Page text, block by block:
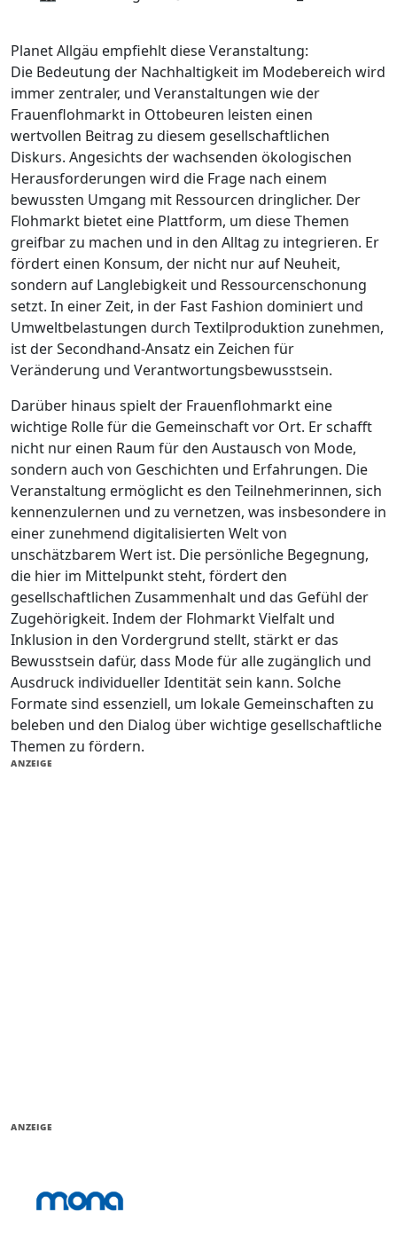
Planet Allgäu empfiehlt diese Veranstaltung:
Die Bedeutung der Nachhaltigkeit im Modebereich wird
immer zentraler, und Veranstaltungen wie der
Frauenflohmarkt in Ottobeuren leisten einen
wertvollen Beitrag zu diesem gesellschaftlichen
Diskurs. Angesichts der wachsenden ökologischen
Herausforderungen wird die Frage nach einem
bewussten Umgang mit Ressourcen dringlicher. Der
Flohmarkt bietet eine Plattform, um diese Themen
greifbar zu machen und in den Alltag zu integrieren. Er
fördert einen Konsum, der nicht nur auf Neuheit,
sondern auf Langlebigkeit und Ressourcenschonung
setzt. In einer Zeit, in der Fast Fashion dominiert und
Umweltbelastungen durch Textilproduktion zunehmen,
ist der Secondhand-Ansatz ein Zeichen für
Veränderung und Verantwortungsbewusstsein.
Darüber hinaus spielt der Frauenflohmarkt eine
wichtige Rolle für die Gemeinschaft vor Ort. Er schafft
nicht nur einen Raum für den Austausch von Mode,
sondern auch von Geschichten und Erfahrungen. Die
Veranstaltung ermöglicht es den Teilnehmerinnen, sich
kennenzulernen und zu vernetzen, was insbesondere in
einer zunehmend digitalisierten Welt von
unschätzbarem Wert ist. Die persönliche Begegnung,
die hier im Mittelpunkt steht, fördert den
gesellschaftlichen Zusammenhalt und das Gefühl der
Zugehörigkeit. Indem der Flohmarkt Vielfalt und
Inklusion in den Vordergrund stellt, stärkt er das
Bewusstsein dafür, dass Mode für alle zugänglich und
Ausdruck individueller Identität sein kann. Solche
Formate sind essenziell, um lokale Gemeinschaften zu
beleben und den Dialog über wichtige gesellschaftliche
Themen zu fördern.
ANZEIGE
ANZEIGE